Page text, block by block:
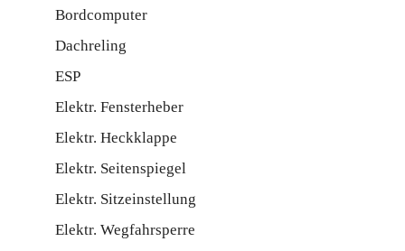
Bordcomputer
Dachreling
ESP
Elektr. Fensterheber
Elektr. Heckklappe
Elektr. Seitenspiegel
Elektr. Sitzeinstellung
Elektr. Wegfahrsperre